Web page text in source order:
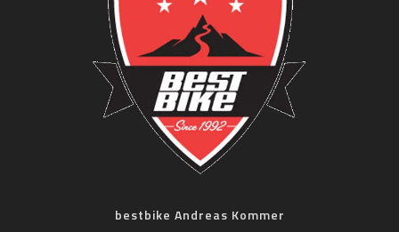
bestbike Andreas Kommer